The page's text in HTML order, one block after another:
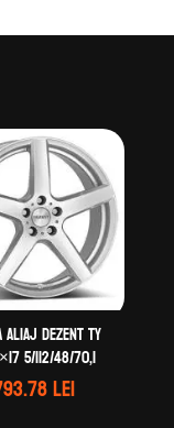
DEZENT TY
5/112/48/70,1
lei